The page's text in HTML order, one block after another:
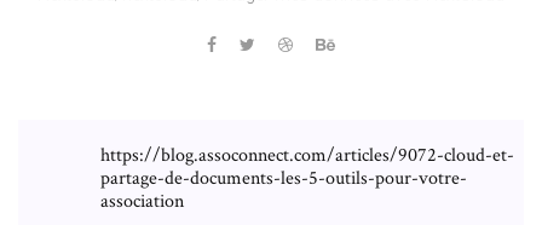
https://blog.assoconnect.com/articles/9072-cloud-et-
partage-de-documents-les-5-outils-pour-votre-
association